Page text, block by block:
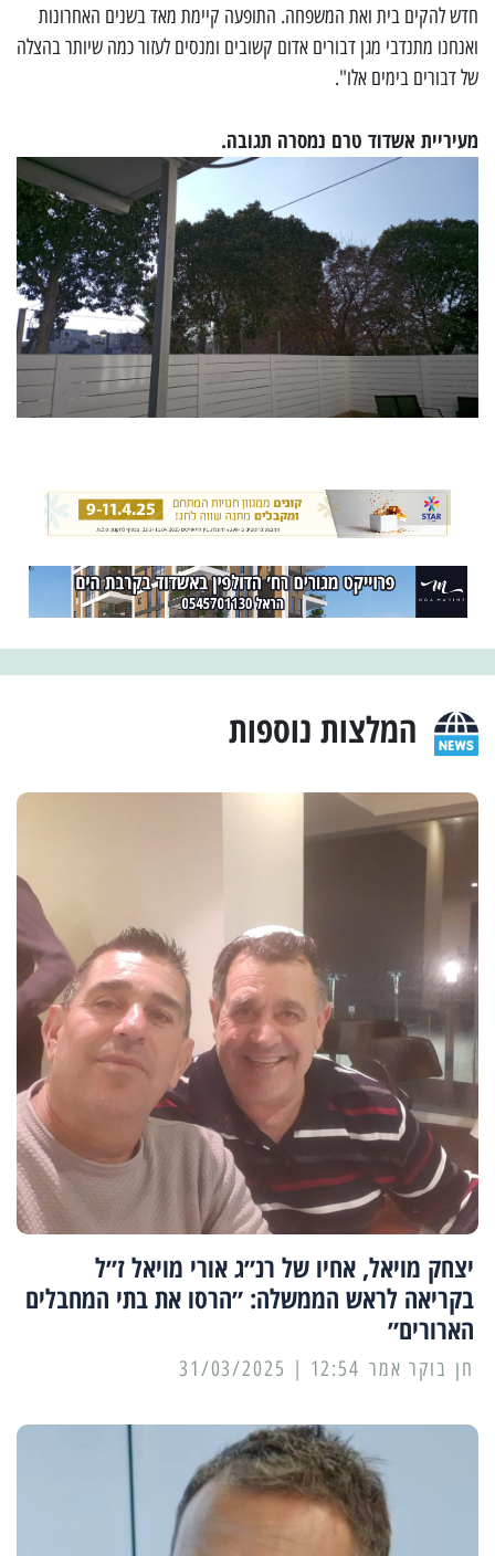
חדש להקים בית ואת המשפחה. התופעה קיימת מאד בשנים האחרונות
ואנחנו מתנדבי מגן דבורים אדום קשובים ומנסים לעזור כמה שיותר בהצלה
של דבורים בימים אלו".
מעיריית אשדוד טרם נמסרה תגובה.
המלצות נוספות
יצחק מויאל, אחיו של רנ״ג אורי מויאל ז״ל
בקריאה לראש הממשלה: ״הרסו את בתי המחבלים
הארורים״
12:54 | 31/03/2025